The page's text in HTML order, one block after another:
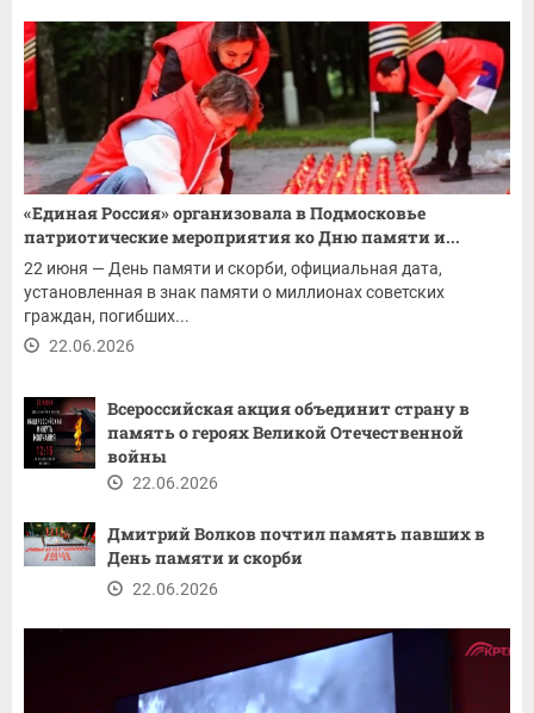
«Единая Россия» организовала в Подмосковье
патриотические мероприятия ко Дню памяти и...
22 июня — День памяти и скорби, официальная дата,
установленная в знак памяти о миллионах советских
граждан, погибших...
22.06.2026
Всероссийская акция объединит страну в
память о героях Великой Отечественной
войны
22.06.2026
Дмитрий Волков почтил память павших в
День памяти и скорби
22.06.2026